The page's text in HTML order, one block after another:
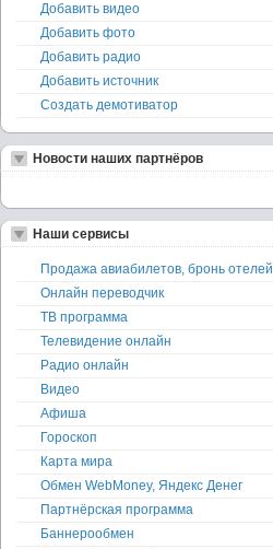
Добавить видео
Добавить фото
Добавить радио
Добавить источник
Создать демотиватор
Новости наших партнёров
Наши сервисы
Продажа авиабилетов, бронь отелей
Онлайн переводчик
ТВ программа
Телевидение онлайн
Радио онлайн
Видео
Афиша
Гороскоп
Карта мира
Обмен WebMoney, Яндекс Денег
Партнёрская программа
Баннерообмен